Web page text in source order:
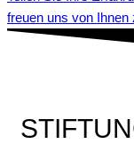
freuen uns von